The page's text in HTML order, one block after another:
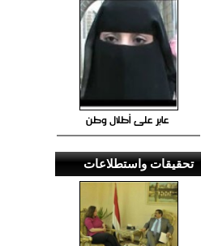
عابر على أطلال وطن
تحقيقات واستطلاعات